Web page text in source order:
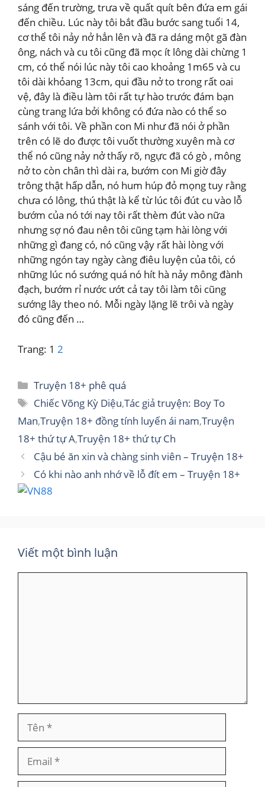
sáng đến trường, trưa về quất quít bên đứa em gái
đến chiều. Lúc này tôi bắt đầu bước sang tuổi 14,
cơ thể tôi nảy nở hẳn lên và đã ra dáng một gã đàn
ông, nách và cu tôi cũng đã mọc ít lông dài chừng 1
cm, có thể nói lúc này tôi cao khoảng 1m65 và cu
tôi dài khỏang 13cm, qui đầu nở to trong rất oai
vệ, đây là điều làm tôi rất tự hào trước đám bạn
cùng trang lứa bởi không có đứa nào có thể so
sánh với tôi. Về phần con Mi như đã nói ở phần
trên có lẽ do được tôi vuốt thường xuyên mà cơ
thể nó cũng nảy nở thấy rõ, ngực đã có gò , mông
nở to còn chân thì dài ra, bướm con Mi giờ đây
trông thật hấp dẫn, nó hum húp đỏ mọng tuy rằng
chưa có lông, thú thật là kể từ lúc tôi đút cu vào lỗ
bướm của nó tới nay tôi rất thèm đút vào nữa
nhưng sợ nó đau nên tôi cũng tạm hài lòng với
những gì đang có, nó cũng vậy rất hài lòng với
những ngón tay ngày càng điêu luyện của tôi, có
những lúc nó sướng quá nó hít hà nảy mông đành
đạch, bướm rỉ nước ướt cả tay tôi làm tôi cũng
sướng lây theo nó. Mỗi ngày lặng lẽ trôi và ngày
đó cũng đến …
Trang: 1 2
Danh
mục
Truyện 18+ phê quá
Thẻ
Chiếc Võng Kỳ Diệu,Tác giả truyện: Boy To
Man,Truyện 18+ đồng tính luyến ái nam,Truyện
18+ thứ tự A,Truyện 18+ thứ tự Ch
Cậu bé ăn xin và chàng sinh viên – Truyện 18+
Có khi nào anh nhớ về lỗ đít em – Truyện 18+
Viết một bình luận